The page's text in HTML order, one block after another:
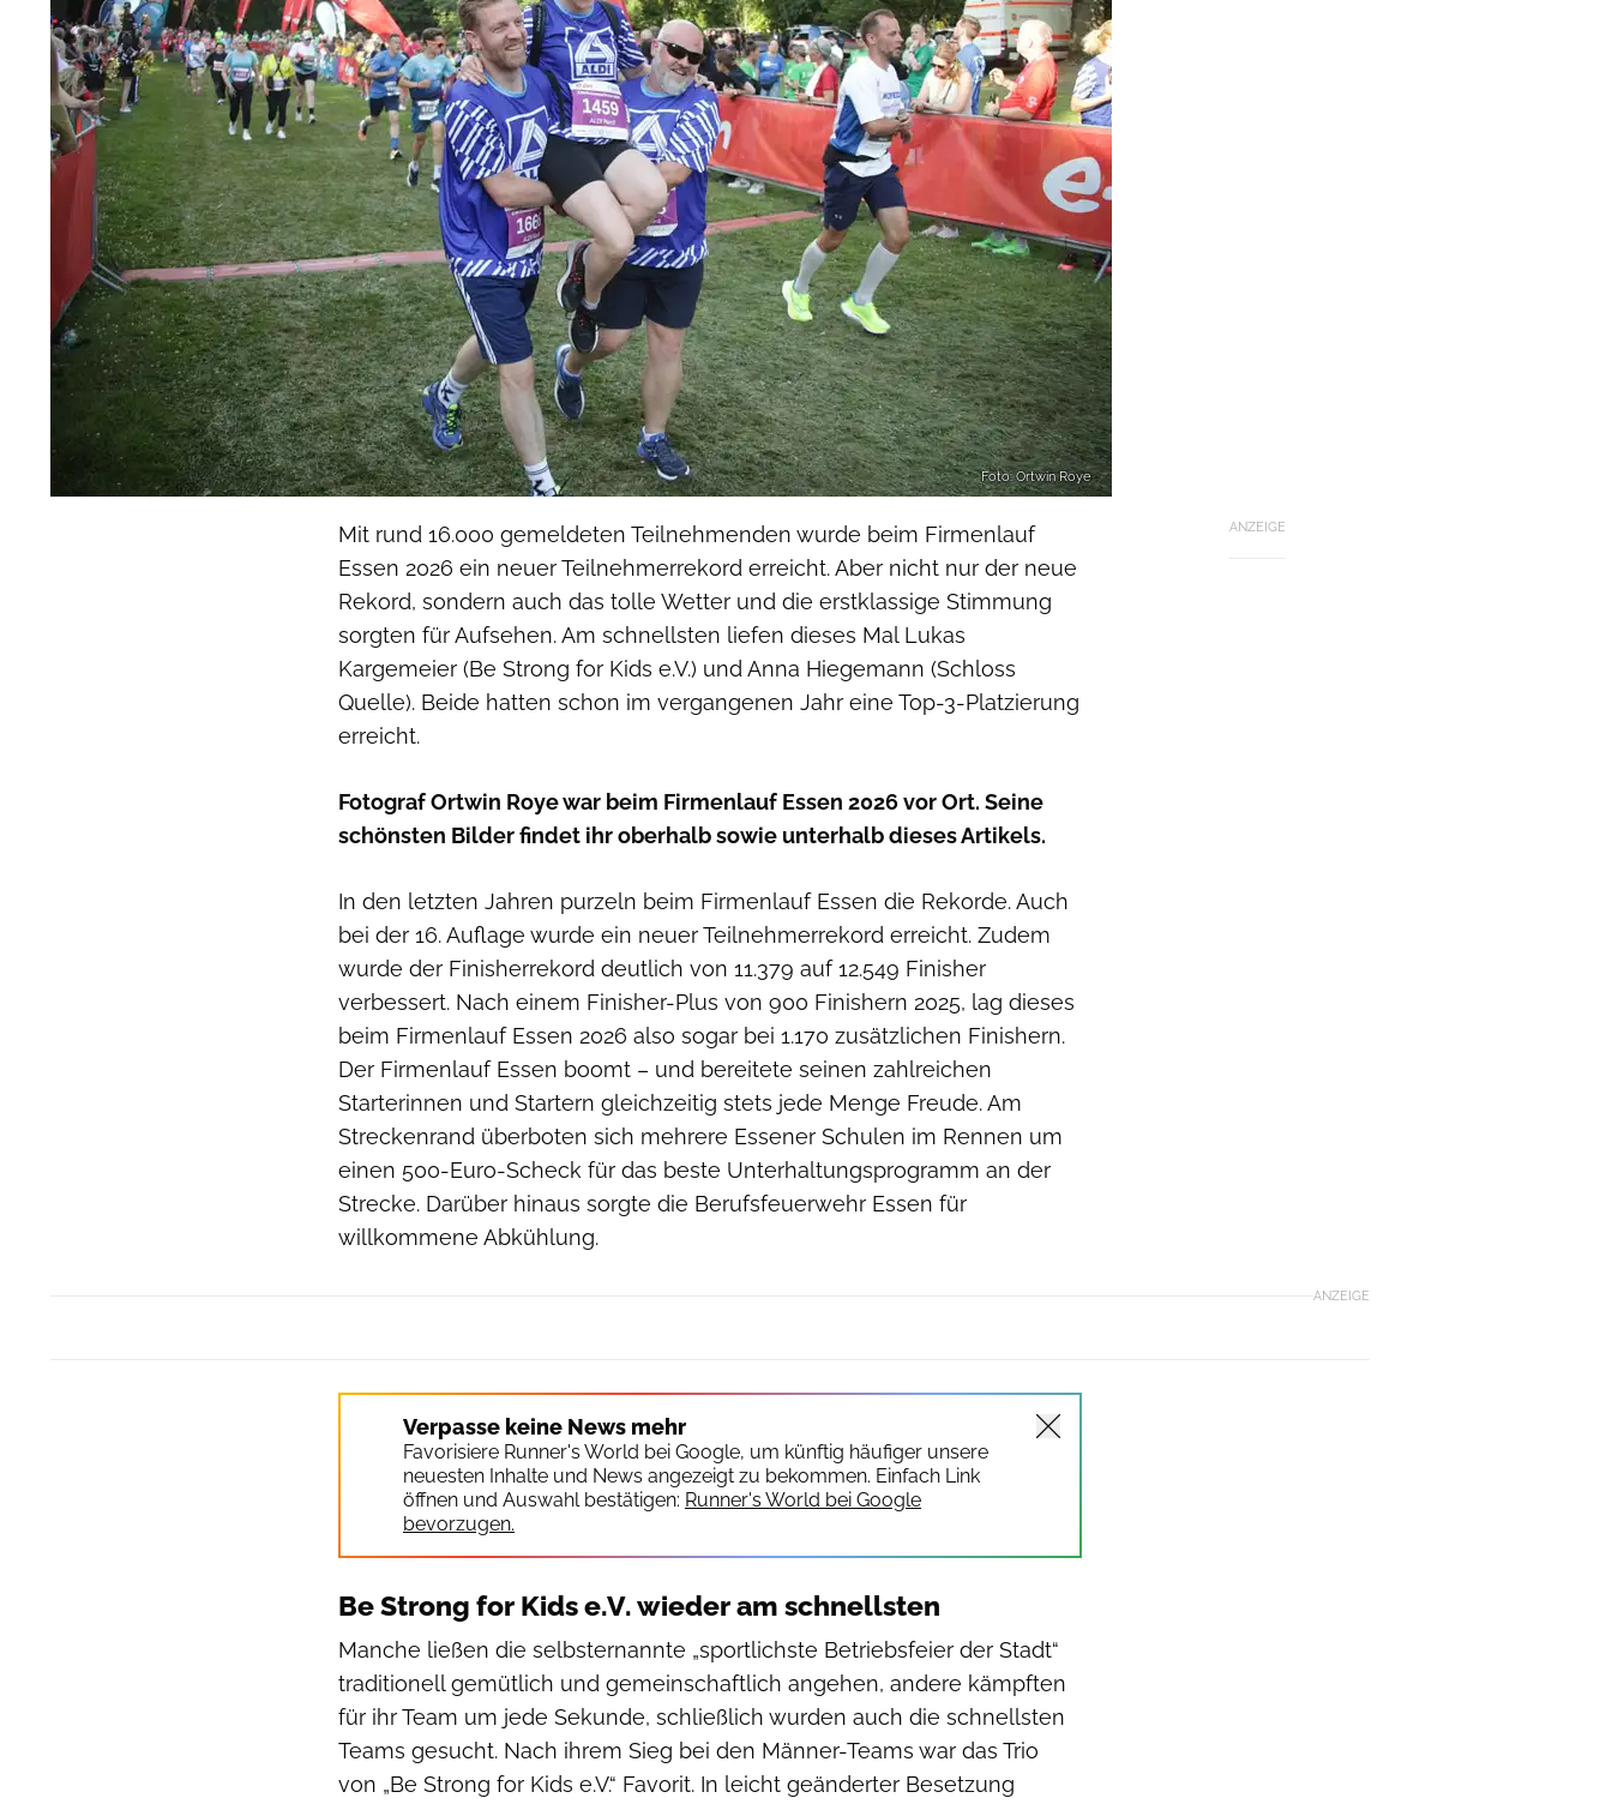
Foto: Ortwin Roye
ANZEIGE
Mit rund 16.000 gemeldeten Teilnehmenden wurde beim Firmenlauf
Essen 2026 ein neuer Teilnehmerrekord erreicht. Aber nicht nur der neue
Rekord, sondern auch das tolle Wetter und die erstklassige Stimmung
sorgten für Aufsehen. Am schnellsten liefen dieses Mal Lukas
Kargemeier (Be Strong for Kids e.V.) und Anna Hiegemann (Schloss
Quelle). Beide hatten schon im vergangenen Jahr eine Top-3-Platzierung
erreicht.
Fotograf Ortwin Roye war beim Firmenlauf Essen 2026 vor Ort. Seine
schönsten Bilder findet ihr oberhalb sowie unterhalb dieses Artikels.
In den letzten Jahren purzeln beim Firmenlauf Essen die Rekorde. Auch
bei der 16. Auflage wurde ein neuer Teilnehmerrekord erreicht. Zudem
wurde der Finisherrekord deutlich von 11.379 auf 12.549 Finisher
verbessert. Nach einem Finisher-Plus von 900 Finishern 2025, lag dieses
beim Firmenlauf Essen 2026 also sogar bei 1.170 zusätzlichen Finishern.
Der Firmenlauf Essen boomt – und bereitete seinen zahlreichen
Starterinnen und Startern gleichzeitig stets jede Menge Freude. Am
Streckenrand überboten sich mehrere Essener Schulen im Rennen um
einen 500-Euro-Scheck für das beste Unterhaltungsprogramm an der
Strecke. Darüber hinaus sorgte die Berufsfeuerwehr Essen für
willkommene Abkühlung.
ANZEIGE
Verpasse keine News mehr
Favorisiere Runner's World bei Google, um künftig häufiger unsere
neuesten Inhalte und News angezeigt zu bekommen. Einfach Link
öffnen und Auswahl bestätigen: Runner's World bei Google
bevorzugen.
Be Strong for Kids e.V. wieder am schnellsten
Manche ließen die selbsternannte „sportlichste Betriebsfeier der Stadt“
traditionell gemütlich und gemeinschaftlich angehen, andere kämpften
für ihr Team um jede Sekunde, schließlich wurden auch die schnellsten
Teams gesucht. Nach ihrem Sieg bei den Männer-Teams war das Trio
von „Be Strong for Kids e.V.“ Favorit. In leicht geänderter Besetzung